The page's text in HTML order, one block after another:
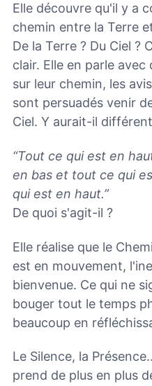
Elle découvre qu'il y a
chemin entre la Terre
De la Terre ? Du Ciel ?
clair. Elle en parle
sur leur chemin, les
sont persuadés venir
Ciel. Y aurait-il
“Tout ce qui est en
en bas et tout ce qui
qui est en haut.”
De quoi s'agit-il ?
Elle réalise que le
est en mouvement,
bienvenue. Ce qui ne
bouger tout le temps
beaucoup en
Le Silence, la
prend de plus en plus